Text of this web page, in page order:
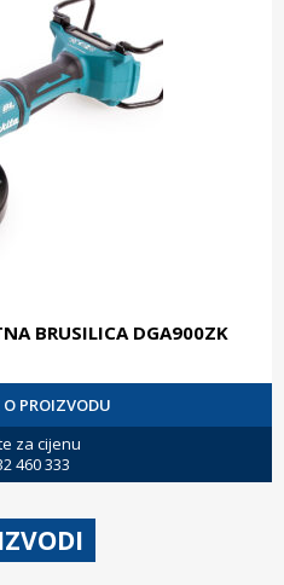
BRUSILICA DGA900ZK
O PROIZVODU
za cijenu
460 333